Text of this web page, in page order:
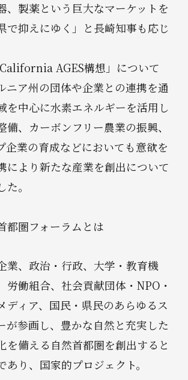
、製薬という巨大なマーケットを
で抑えにゆく」と長崎知事も応じ
AGES構想」について
ニア州の団体や企業との連携を通
を中心に水素エネルギーを活用し
備、カーボンフリー農業の振興、
企業の育成などにおいても意欲を
により新たな産業を創出について
。
都圏フォーラムとは
業、政治・行政、大学・教育機
労働組合、社会貢献団体・NPO・
ディア、国民・県民のあらゆるス
が参画し、豊かな自然と充実した
を備える自然首都圏を創出すると
あり、国家的プロジェクト。